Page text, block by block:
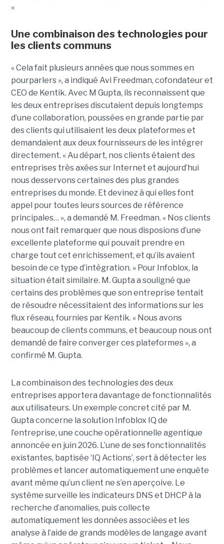
»
Une combinaison des technologies pour
les clients communs
« Cela fait plusieurs années que nous sommes en
pourparlers », a indiqué Avi Freedman, cofondateur et
CEO de Kentik. Avec M Gupta, ils reconnaissent que
les deux entreprises discutaient depuis longtemps
d’une collaboration, poussées en grande partie par
des clients qui utilisaient les deux plateformes et
demandaient aux deux fournisseurs de les intégrer
directement. « Au départ, nos clients étaient des
entreprises très axées sur Internet et aujourd’hui
nous desservons certaines des plus grandes
entreprises du monde. Et devinez à qui elles font
appel pour toutes leurs sources de référence
principales… », a demandé M. Freedman. « Nos clients
nous ont fait remarquer que nous disposions d’une
excellente plateforme qui pouvait prendre en
charge tout cet enrichissement, et qu’ils avaient
besoin de ce type d’intégration. » Pour Infoblox, la
situation était similaire. M. Gupta a souligné que
certains des problèmes que son entreprise tentait
de résoudre nécessitaient des informations sur les
flux réseau, fournies par Kentik. « Nous avons
beaucoup de clients communs, et beaucoup nous ont
demandé de faire converger ces plateformes », a
confirmé M. Gupta.
La combinaison des technologies des deux
entreprises apportera davantage de fonctionnalités
aux utilisateurs. Un exemple concret cité par M.
Gupta concerne la solution Infoblox IQ de
l’entreprise, une couche opérationnelle agentique
annoncée en juin 2026. L’une de ses fonctionnalités
existantes, baptisée ‘IQ Actions’, sert à détecter les
problèmes et lancer automatiquement une enquête
avant même qu’un client ne s’en aperçoive. Le
système surveille les indicateurs DNS et DHCP à la
recherche d’anomalies, puis collecte
automatiquement les données associées et les
analyse à l’aide de grands modèles de langage avant